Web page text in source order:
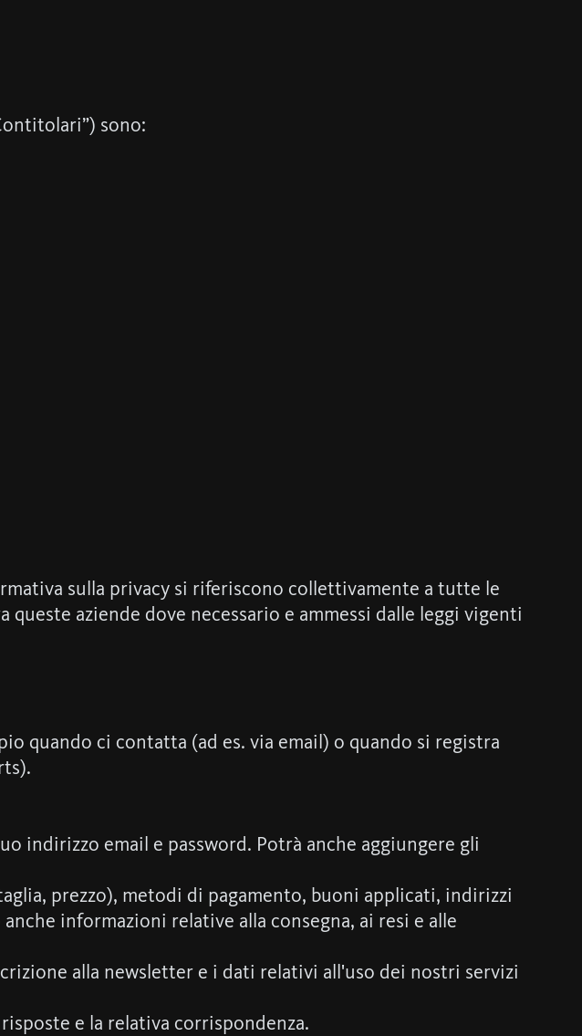
sono:
sulla privacy si riferiscono collettivamente a tutte le
aziende dove necessario e ammessi dalle leggi vigenti
quando ci contatta (ad es. via email) o quando si registra
indirizzo email e password. Potrà anche aggiungere gli
prezzo), metodi di pagamento, buoni applicati, indirizzi
informazioni relative alla consegna, ai resi e alle
alla newsletter e i dati relativi all'uso dei nostri servizi
e la relativa corrispondenza.